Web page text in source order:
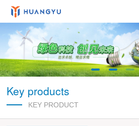
Key products
KEY PRODUCT